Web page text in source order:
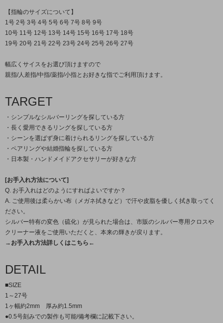
【指輪のサイズについて】
1号 2号 3号 4号 5号 6号 7号 8号 9号
10号 11号 12号 13号 14号 15号 16号 17号 18号
19号 20号 21号 22号 23号 24号 25号 26号 27号
幅広くサイスをお選び頂けますので
親指/人差指/中指/薬指/小指とお好きな指でご利用頂けます。
TARGET
・シンプルなシルバーリングを探している方
・長く愛用できるリングを探している方
・シーンを選ばず身に着けられるリングを探している方
・ペアリングや結婚指輪を探している方
・日本製・ハンドメイドアクセサリーが好きな方
[お手入れ方法について]
Q. お手入れはどのようにすればよいですか？
A. ご使用後は柔らかい布（メガネ拭きなど）で汗や皮脂を優しく拭き取ってく
ださい。
シルバー特有の変色（硫化）が見られた場合は、市販のシルバー専用クロスや
クリーナー液をご使用いただくと、本来の輝きが戻ります。
→お手入れ方法詳しくはこちら←
DETAIL
■SIZE
1～27号
1ヶ幅約2mm 厚み約1.5mm
●0.5号刻みでの製作も可能/備考欄に記載下さい。